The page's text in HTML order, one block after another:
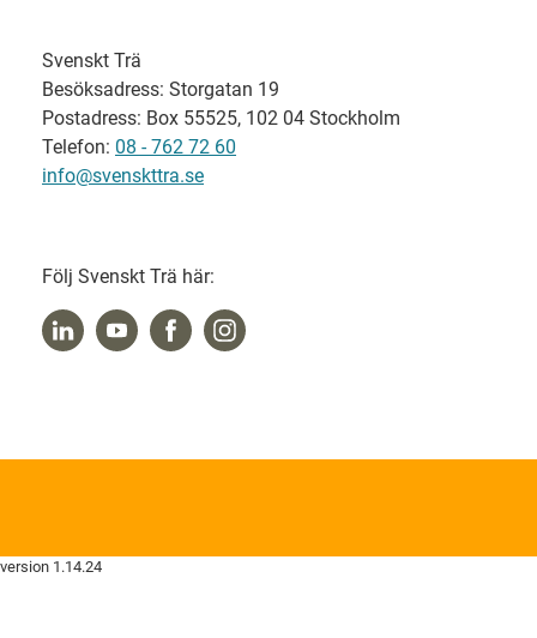
Svenskt Trä
Besöksadress: Storgatan 19
Postadress: Box 55525, 102 04 Stockholm
Telefon: 08 - 762 72 60
info@svenskttra.se
Följ Svenskt Trä här:
version 1.14.24